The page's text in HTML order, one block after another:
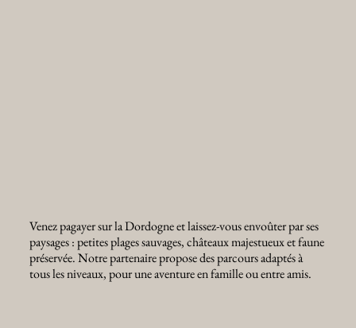
Venez pagayer sur la Dordogne et laissez-vous envoûter par ses
paysages : petites plages sauvages, châteaux majestueux et faune
préservée. Notre partenaire propose des parcours adaptés à
tous les niveaux, pour une aventure en famille ou entre amis.